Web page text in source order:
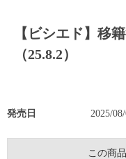
【ビシエド】移
（25.8.2）
発売日 2025/
この商